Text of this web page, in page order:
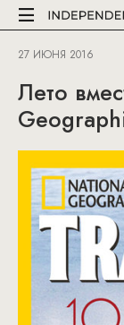
27 ИЮНЯ 2016
Лето